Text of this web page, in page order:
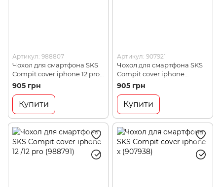
Артикул: 988807
Чохол для смартфона SKS
Compit cover iphone 12 pro
max (988807)
905 грн
Купити
Артикул: 907921
Чохол для смартфона SKS
Compit cover iphone
6+/7+/8+ (907921)
905 грн
Купити